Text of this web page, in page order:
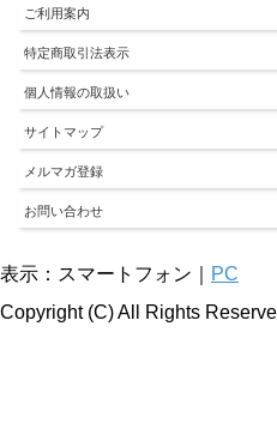
ご利用案内
特定商取引法表示
個人情報の取扱い
サイトマップ
メルマガ登録
お問い合わせ
表示：スマートフォン｜
PC
Copyright (C) All Rights